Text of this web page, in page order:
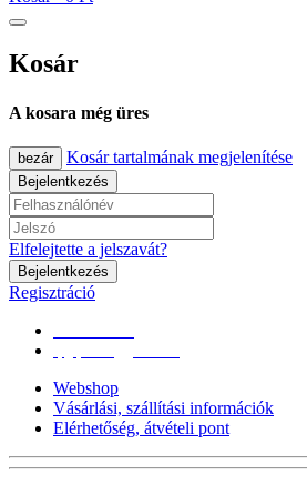
Kosár
A kosara még üres
bezár Kosár tartalmának megjelenítése
Bejelentkezés
Elfelejtette a jelszavát?
Bejelentkezés
Regisztráció
Webshop
Vásárlási, szállítási információk
Elérhetőség, átvételi pont